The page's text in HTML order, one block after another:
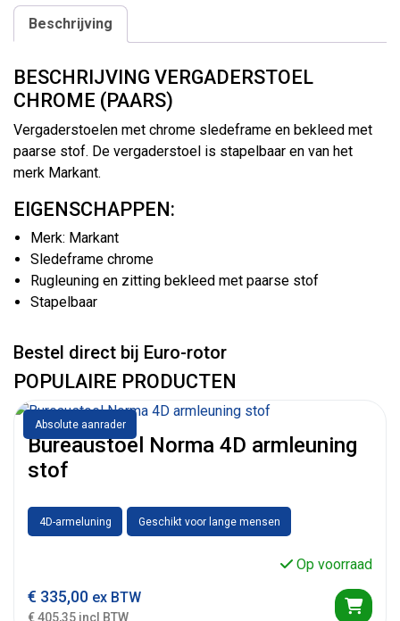
Beschrijving
BESCHRIJVING VERGADERSTOEL
CHROME (PAARS)
Vergaderstoelen met chrome sledeframe en bekleed met
paarse stof. De vergaderstoel is stapelbaar en van het
merk Markant.
EIGENSCHAPPEN:
Merk: Markant
Sledeframe chrome
Rugleuning en zitting bekleed met paarse stof
Stapelbaar
Bestel direct bij Euro-rotor
POPULAIRE PRODUCTEN
Absolute aanrader
Bureaustoel Norma 4D armleuning
stof
4D-armeluning Geschikt voor lange mensen
Op voorraad
€ 335,00 ex BTW
€ 405,35 incl BTW